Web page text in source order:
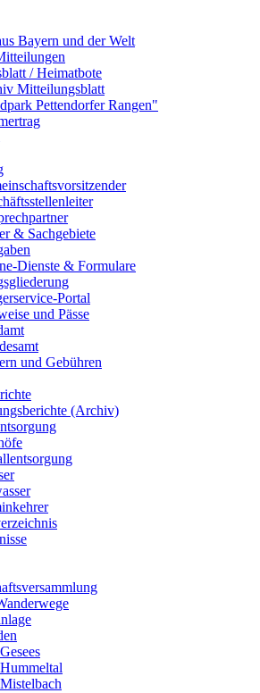
Bayern und der Welt
/ Heimatbote
Mitteilungsblatt
Pettendorfer Rangen"
& Sachgebiete
Dienste & Formulare
Portal
und Pässe
und Gebühren
(Archiv)